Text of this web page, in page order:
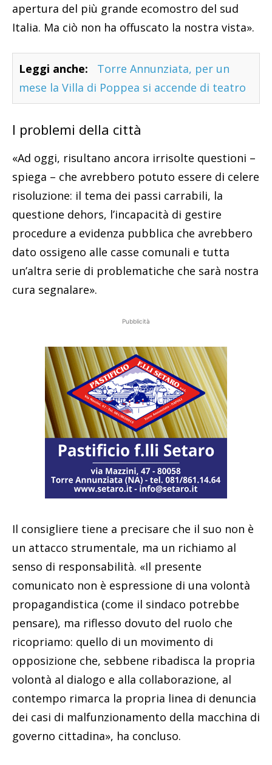
apertura del più grande ecomostro del sud
Italia. Ma ciò non ha offuscato la nostra vista».
Leggi anche:
Torre Annunziata, per un
mese la Villa di Poppea si accende di teatro
I problemi della città
«Ad oggi, risultano ancora irrisolte questioni –
spiega – che avrebbero potuto essere di celere
risoluzione: il tema dei passi carrabili, la
questione dehors, l’incapacità di gestire
procedure a evidenza pubblica che avrebbero
dato ossigeno alle casse comunali e tutta
un’altra serie di problematiche che sarà nostra
cura segnalare».
Pubblicità
Il consigliere tiene a precisare che il suo non è
un attacco strumentale, ma un richiamo al
senso di responsabilità. «Il presente
comunicato non è espressione di una volontà
propagandistica (come il sindaco potrebbe
pensare), ma riflesso dovuto del ruolo che
ricopriamo: quello di un movimento di
opposizione che, sebbene ribadisca la propria
volontà al dialogo e alla collaborazione, al
contempo rimarca la propria linea di denuncia
dei casi di malfunzionamento della macchina di
governo cittadina», ha concluso.